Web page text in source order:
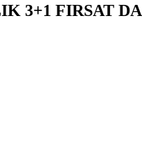
3+1 FIRSAT